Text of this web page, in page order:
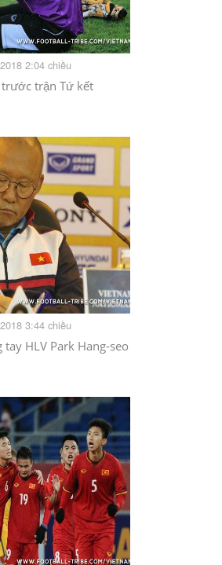
2:04 chiều
trận Tứ kết
3:44 chiều
HLV Park Hang-seo